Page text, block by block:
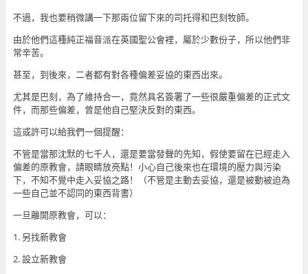
不過，我也要稍微講一下那兩位留下來的司托得和巴刻牧師。
由於他們這種純正福音派在英國聖公會裡，屬於少數份子，所以他們非
常辛苦。
甚至，到後來，二者都有對各種偏差妥協的東西出來。
尤其是巴刻，為了維持合一，竟然具名簽署了一些很嚴重偏差的正式文
件，而那些偏差，曾是他自己堅決反對的東西。
這或許可以給我們一個提醒：
不管是當那沈默的七千人，還是要當發聲的先知，假使要留在已經走入
偏差的原教會，請眼睛放亮點！小心自己後來也在環境的壓力與污染
下，不知不覺中走入妥協之路！（不管是主動去妥協，還是被動被迫為
一些自己並不認同的東西背書）
一旦離開原教會，可以：
1. 另找新教會
2. 設立新教會